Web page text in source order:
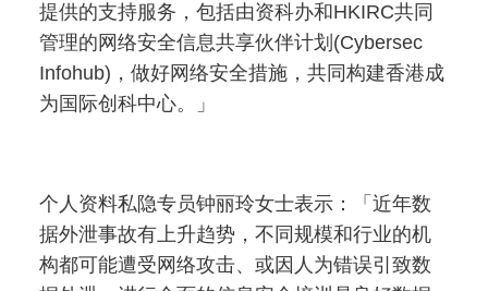
提供的支持服务，包括由资科办和HKIRC共同
管理的网络安全信息共享伙伴计划(Cybersec
Infohub)，做好网络安全措施，共同构建香港成
为国际创科中心。」
个人资料私隐专员钟丽玲女士表示：「近年数
据外泄事故有上升趋势，不同规模和行业的机
构都可能遭受网络攻击、或因人为错误引致数